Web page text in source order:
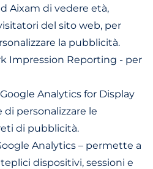
Aixam di vedere età,
del sito web, per
la pubblicità.
Impression Reporting - per
Analytics for Display
personalizzare le
di pubblicità.
Analytics – permette a
dispositivi, sessioni e